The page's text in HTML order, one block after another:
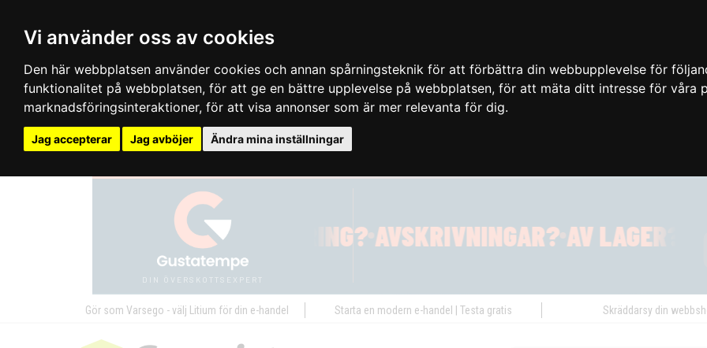
Vi använder oss av cookies
Den här webbplatsen använder cookies och annan spårningsteknik för att förbättra din webbupplevelse för
funktionalitet på webbplatsen, för att ge en bättre upplevelse på webbplatsen, för att mäta ditt intresse för våra
marknadsföringsinteraktioner, för att visa annonser som är mer relevanta för dig.
Jag accepterar Jag avböjer Ändra mina inställningar
Gör som Varsego - välj Litium för din e-handel Starta en modern e-handel | Testa gratis Skräddarsy din